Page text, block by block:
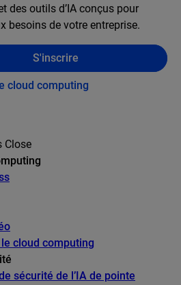
des outils d’IA conçus pour
besoins de votre entreprise.
S'inscrire
cloud computing
Close
cloud computing
sécurité de l’IA de pointe